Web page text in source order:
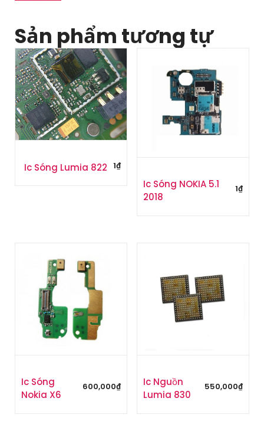
Sản phẩm tương tự
Ic Sóng Lumia 822 1₫
Ic Sóng NOKIA 5.1
2018
1₫
Ic Sóng
Nokia X6
600,000₫
Ic Nguồn
Lumia 830
550,000₫